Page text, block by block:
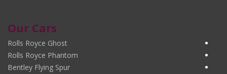
Our Cars
Rolls Royce Ghost
Rolls Royce Phantom
Bentley Flying Spur